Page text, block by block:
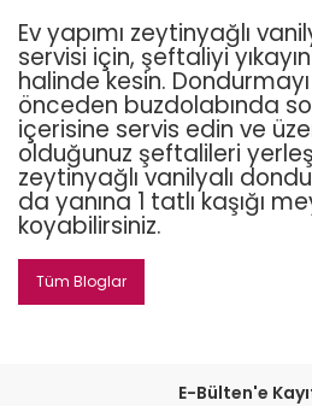
Ev yapımı zeytinyağlı
servisi için, şeftaliyi
halinde kesin.
önceden buzdolabında
içerisine servis edin ve
olduğunuz şeftalileri
zeytinyağlı vanilyalı
da yanına 1 tatlı kaşığı
koyabilirsiniz.
Tüm Bloglar
E-Bülten'e